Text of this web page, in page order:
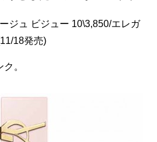
ジュ ビジュー 10\3,850/エレガ
18発売)
。